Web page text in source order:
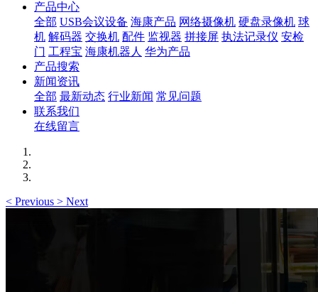
产品中心
全部 USB会议设备 海康产品 网络摄像机 硬盘录像机 球
机 解码器 交换机 配件 监视器 拼接屏 执法记录仪 安检
门 工程宝 海康机器人 华为产品
产品搜索
新闻资讯
全部 最新动态 行业新闻 常见问题
联系我们
在线留言
< Previous > Next